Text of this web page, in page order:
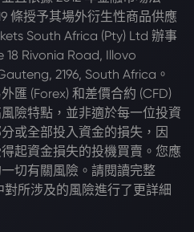
條授予其場外衍生性商品供應
South Africa (Pty) Ltd 辦事
Rivonia Road, Illovo
2196, South Africa。
匯 (Forex) 和差價合約 (CFD)
險特點，並非適於每一位投資
或全部投入資金的損失，因
起資金損失的投機買賣。您應
切有關風險。請閱讀完整
對所涉及的風險進行了更詳細